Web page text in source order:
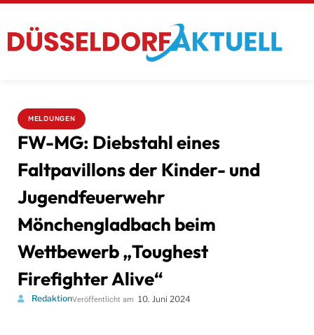
MELDUNGEN
FW-MG: Diebstahl eines
Faltpavillons der Kinder- und
Jugendfeuerwehr
Mönchengladbach beim
Wettbewerb „Toughest
Firefighter Alive“
RedaktionVeröffentlicht am 10. Juni 2024